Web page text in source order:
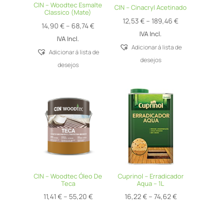
CIN – Woodtec Esmalte
Classico (Mate)
14,90€ – 68,74€Price
14,90 €
IVA Incl.
Adicionar á lista de
desejos
CIN – Cinacryl Acetinado
12,53€ – 189,46€Price
12,53 €
IVA Incl.
Adicionar á lista de
desejos
CIN – Woodtec Óleo De
Teca
11,41 € – 55,20 €Price
Cuprinol – Erradicador
Aqua – 1L
16,22€ – 74,62€Price